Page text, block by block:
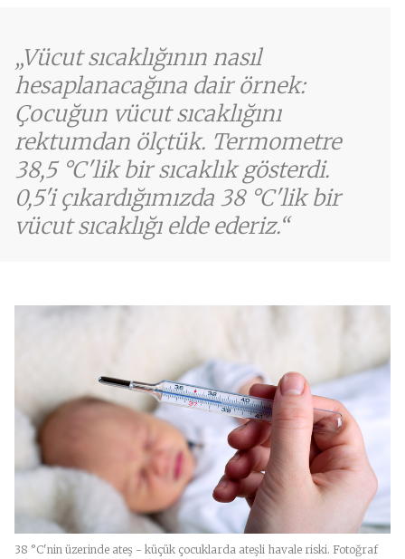
Vücut sıcaklığının nasıl
hesaplanacağına dair örnek:
Çocuğun vücut sıcaklığını
rektumdan ölçtük. Termometre
38,5 °C'lik bir sıcaklık gösterdi.
0,5'i çıkardığımızda 38 °C'lik bir
vücut sıcaklığı elde ederiz.
38 °C'nin üzerinde ateş - küçük çocuklarda ateşli havale riski. Fotoğraf